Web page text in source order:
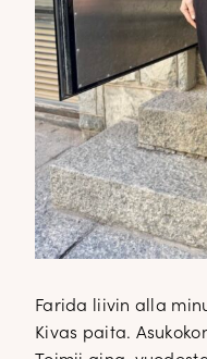
Farida liivin alla
Kivas paita.